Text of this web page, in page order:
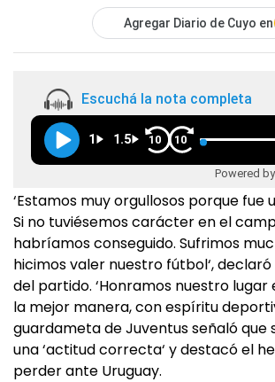
Agregar Diario de Cuyo en
Escuchá la nota completa
1 1.5 10 10
Powered
‘Estamos muy orgullosos porque fue
Si no tuviésemos carácter en el
habríamos conseguido. Sufrimos
hicimos valer nuestro fútbol‘,
del partido. ‘Honramos nuestro lugar
la mejor manera, con espíritu
guardameta de Juventus señaló que
una ‘actitud correcta‘ y destacó el
perder ante Uruguay.